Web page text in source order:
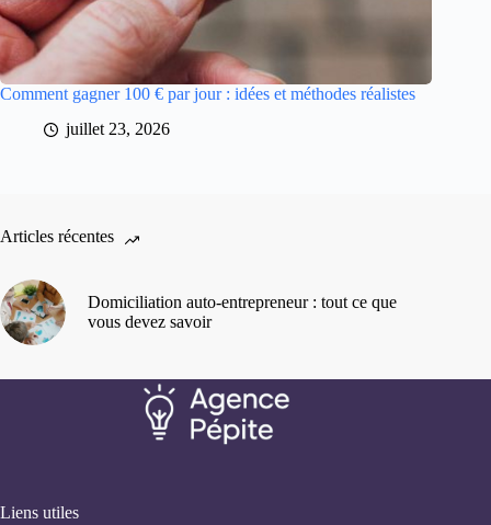
Comment gagner 100 € par jour : idées et méthodes réalistes
juillet 23, 2026
Articles récentes
Domiciliation auto-entrepreneur : tout ce que
vous devez savoir
Liens utiles